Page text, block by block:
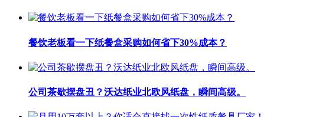
餐饮老板看一下纸餐盒采购如何省下30%成本？
公司茶歇摆盘丑？沃达纸业北欧风纸盘，瞬间高级。